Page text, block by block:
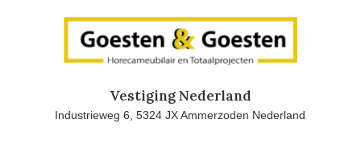
Vestiging Nederland
Industrieweg 6, 5324 JX Ammerzoden Nederland